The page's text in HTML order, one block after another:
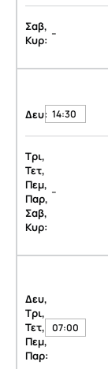
Σαβ,
Κυρ: -
Δευ: 14:30
Τρι,
Τετ,
Πεμ,
Παρ,
Σαβ,
Κυρ:
-
Δευ,
Τρι,
Τετ,
Πεμ,
Παρ:
07:00